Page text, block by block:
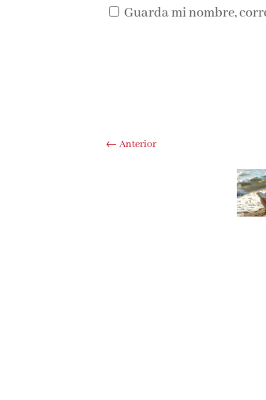
Guarda mi nombre,
← Anterior